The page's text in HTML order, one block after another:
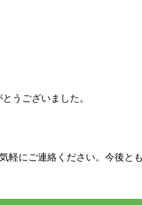
うございました。
軽にご連絡ください。今後と